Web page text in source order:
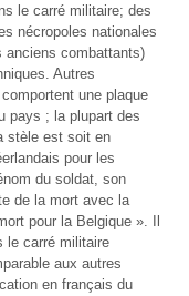
le carré militaire; des
nécropoles nationales
anciens combattants)
Autres
une plaque
pays ; la plupart des
stèle est soit en
pour les
du soldat, son
de la mort avec la
pour la Belgique ». Il
le carré militaire
aux autres
en français du